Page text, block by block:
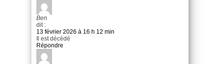
Ben
dit :
13 février 2026 à 16 h 12 min
Il est décédé
Répondre